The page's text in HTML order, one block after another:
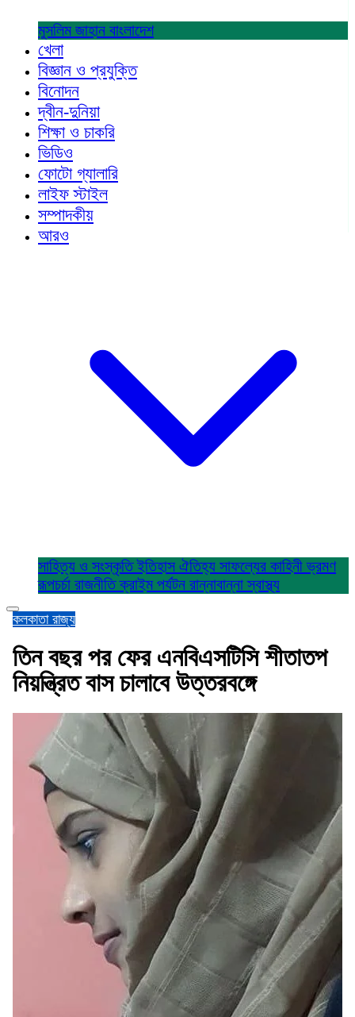
মুসলিম জাহান বাংলাদেশ
খেলা
বিজ্ঞান ও প্রযুক্তি
বিনোদন
দ্বীন-দুনিয়া
শিক্ষা ও চাকরি
ভিডিও
ফোটো গ্যালারি
লাইফ স্টাইল
সম্পাদকীয়
আরও
সাহিত্য ও সংস্কৃতিইতিহাস ঐতিহ্য সাফল্যের কাহিনীভ্রমণ
রূপচর্চা রাজনীতিক্রাইম পর্যটন রান্নাবান্নাস্বাস্থ্য
কলকাতা রাজ্য
তিন বছর পর ফের এনবিএসটিসি শীতাতপ
নিয়ন্ত্রিত বাস চালাবে উত্তরবঙ্গে